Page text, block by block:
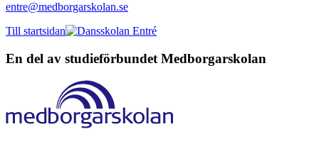
entre@medborgarskolan.se
Till startsidan
En del av studieförbundet Medborgarskolan